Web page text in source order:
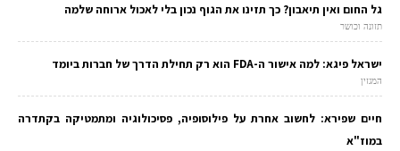
גל החום ואין תיאבון? כך תזינו את הגוף נכון בלי לאכול ארוחה שלמה
תזונה וכושר
ישראל פיגא: למה אישור ה-FDA הוא רק תחילת הדרך של חברות ביומד
המגזין
חיים שפירא: לחשוב אחרת על פילוסופיה, פסיכולוגיה ומתמטיקה בקתדרה
במוז"א